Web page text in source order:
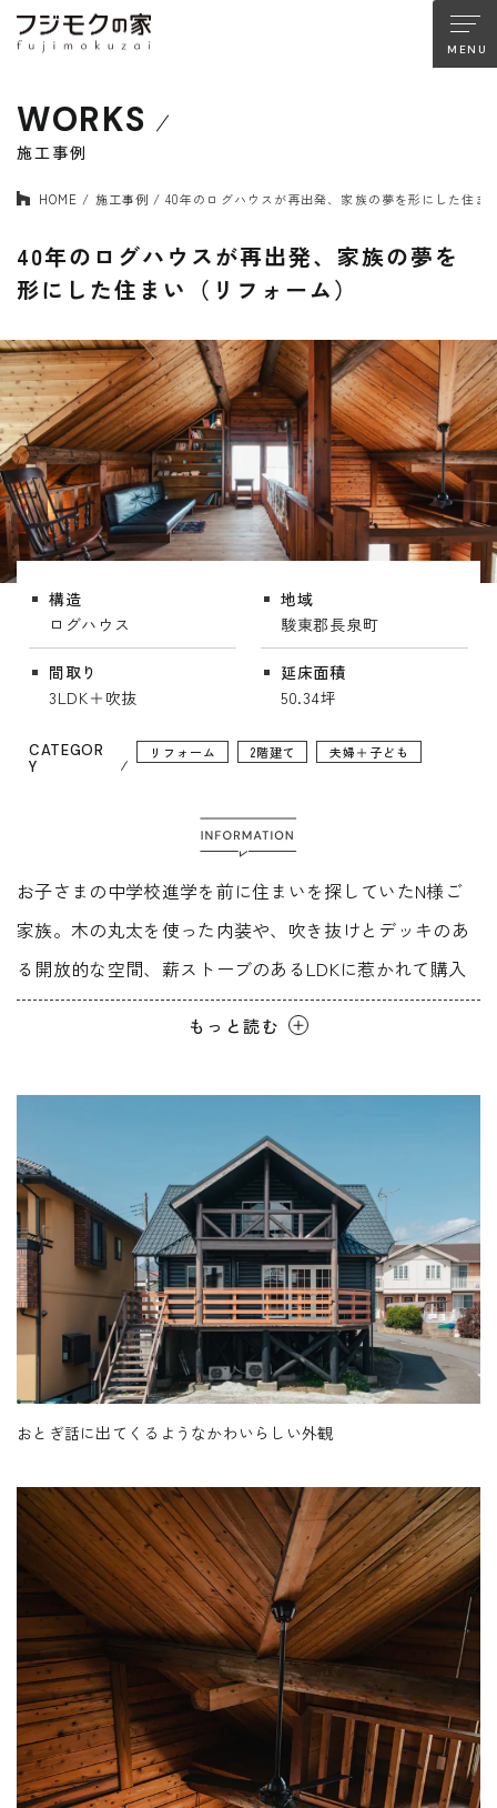
資料請求
REQUEST INFO
お問い合わせ
CONTACT
無料相談会
CONSULTATION
About FUJIMOKU’S HOUSE
木材へのこだわり
設計とデザイン
確かな住宅性能
品質管理
アフターサポート
フジモクのリノベーション
Company
会社情報
Staff
スタッフ紹介
Faq
よくあるご質問
Contact
資料請求・
お問い合わせ
メルマガ登録
Works
施工事例
Interview
住まい手の声
Event
イベント情報
Blog
ブログ
Showroom
紹介
モデルハウス
紹介
電話からのお問い合わせ
受付時間 9:00-18:00 火・水定休日
0545-63-0123
プライバシーポリシー
WORKS
施工事例
HOME 施工事例 40年のログハウスが再出発、家族の夢を形にした住ま
40年のログハウスが再出発、家族の夢を
形にした住まい（リフォーム）
構造
ログハウス
地域
駿東郡長泉町
間取り
3LDK＋吹抜
延床面積
50.34坪
CATEGOR
Y
リフォーム 2階建て 夫婦＋子ども
お子さまの中学校進学を前に住まいを探していたN様ご
家族。木の丸太を使った内装や、吹き抜けとデッキのあ
る開放的な空間、薪ストーブのあるLDKに惹かれて購入
を決めました。
雨漏りといった専門的な工事はフジモクに依頼し、間取
りやデザイン面では家族の希望をしっかり反映。水まわ
りはすべて入れ替え、２階は間仕切りをして個室を確
保。こだわったキッチンは、将来的に店舗として使える
ようにレイアウトを設計。造作の扉は、現在の食堂と同
じデザインにし、「将来場所が変わっても扉は残した
い」という想いを込めました。
感を生かした家具が入り、ずっと家にいたくなるような
空間に生まれ変わったN様邸。
「いつも何か決めるときには、お任せで良いよと言って
いた主人が、あーしたいこーしたいと嬉しそうに話しを
してくれたことが、とても嬉しくてこれからの暮らしが
楽しくなりそうです」と奥さま。ご夫婦で選んだ照明に
明かりが灯り、お部屋に温かみが広がりました。息子さ
もっと読む
おとぎ話に出てくるようなかわいらしい外観